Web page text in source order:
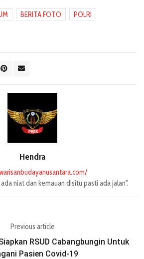
BERITA FOTO POLRI
Hendra
niat dan kemauan disitu pasti ada jalan".
Previous article
RSUD Cabangbungin Untuk
Pasien Covid-19